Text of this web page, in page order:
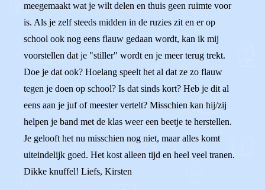
meegemaakt wat je wilt delen en thuis geen ruimte voor
is. Als je zelf steeds midden in de ruzies zit en er op
school ook nog eens flauw gedaan wordt, kan ik mij
voorstellen dat je "stiller" wordt en je meer terug trekt.
Doe je dat ook? Hoelang speelt het al dat ze zo flauw
tegen je doen op school? Is dat sinds kort? Heb je dit al
eens aan je juf of meester vertelt? Misschien kan hij/zij
helpen je band met de klas weer een beetje te herstellen.
Je gelooft het nu misschien nog niet, maar alles komt
uiteindelijk goed. Het kost alleen tijd en heel veel tranen.
Dikke knuffel! Liefs, Kirsten